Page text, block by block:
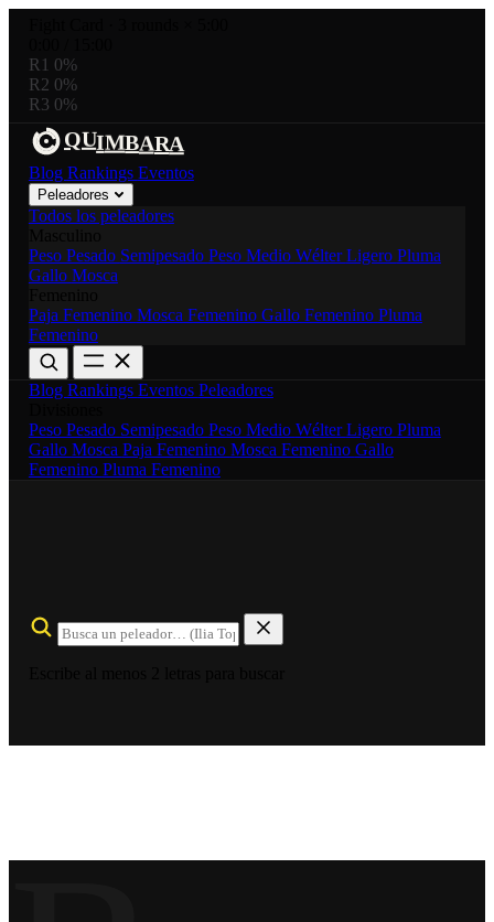
R1 0%
R2 0%
R3 0%
QUIMBARA
Blog Rankings Eventos
Peleadores
Todos los peleadores
Peso Pesado Semipesado Peso Medio WélterLigero Pluma
Gallo Mosca
Paja Femenino Mosca Femenino Gallo Femenino Pluma
Femenino
Blog Rankings Eventos Peleadores
Peso Pesado Semipesado Peso Medio WélterLigero Pluma
Gallo Mosca Paja Femenino Mosca Femenino Gallo
Femenino Pluma Femenino